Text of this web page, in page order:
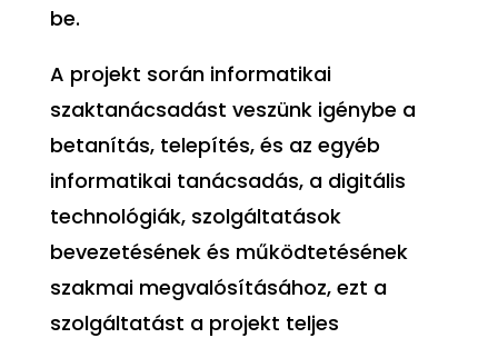
be.
A projekt során informatikai
szaktanácsadást veszünk igénybe a
betanítás, telepítés, és az egyéb
informatikai tanácsadás, a digitális
technológiák, szolgáltatások
bevezetésének és működtetésének
szakmai megvalósításához, ezt a
szolgáltatást a projekt teljes